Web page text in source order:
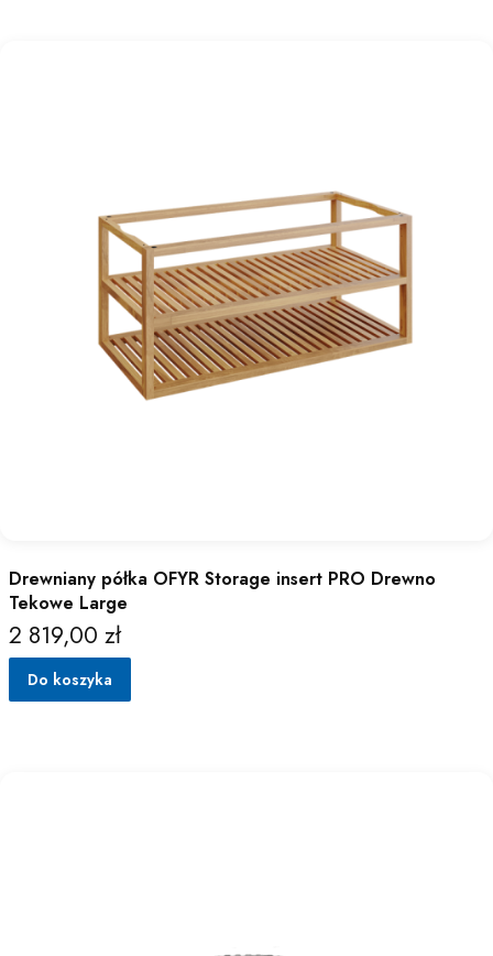
Drewniany półka OFYR Storage insert PRO Drewno
Tekowe Large
Cena
2 819,00 zł
Do koszyka